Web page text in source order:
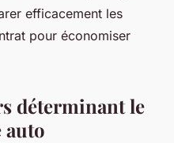
lecture
efficacement les
pour économiser
déterminant le
auto